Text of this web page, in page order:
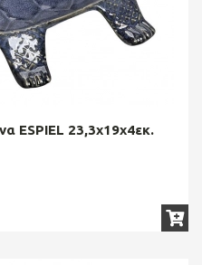
ESPIEL 23,3x19x4εκ.